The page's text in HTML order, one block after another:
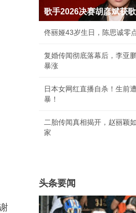
歌手2026决赛胡彦斌获
佟丽娅43岁生日，陈思诚零
复婚传闻彻底落幕后，李亚
暴涨
日本女网红直播自杀！生前
暴！
二胎传闻真相揭开，赵丽颖
家
头条要闻